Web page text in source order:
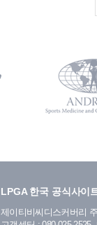
LPGA 한국 공식사이
제이티비씨디스커버리